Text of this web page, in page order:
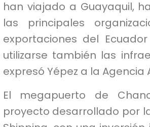
han viajado a Guayaquil,
las principales
exportaciones del
utilizarse también las
expresó Yépez a la Agencia
El megapuerto de
proyecto desarrollado por